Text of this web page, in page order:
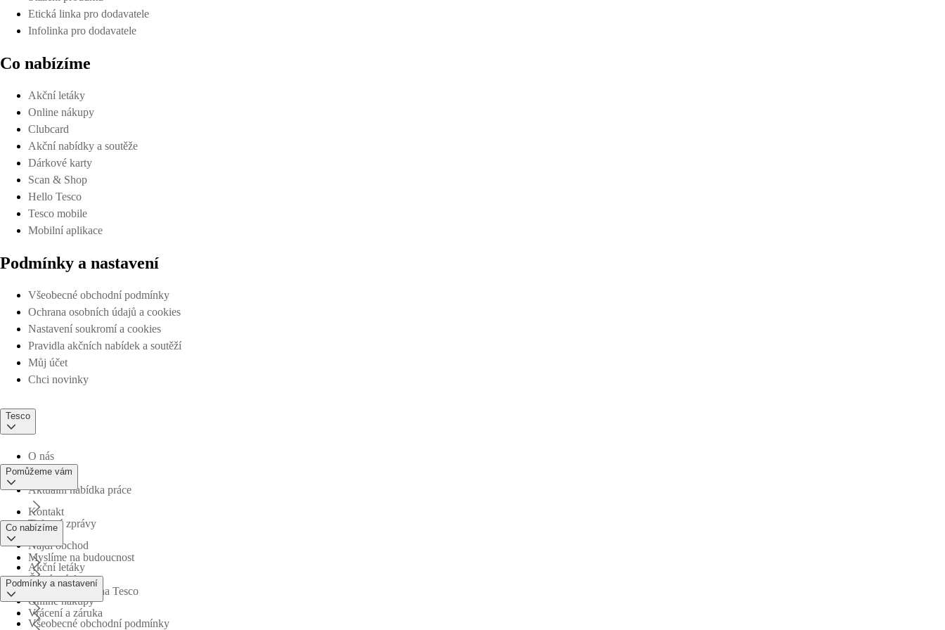
Etická linka pro dodavatele
Infolinka pro dodavatele
Co nabízíme
Akční letáky
Online nákupy
Clubcard
Akční nabídky a soutěže
Dárkové karty
Scan & Shop
Hello Tesco
Tesco mobile
Mobilní aplikace
Podmínky a nastavení
Všeobecné obchodní podmínky
Ochrana osobních údajů a cookies
Nastavení soukromí a cookies
Pravidla akčních nabídek a soutěží
Můj účet
Chci novinky
Tesco
O nás
Aktuální nabídka práce
Tiskové zprávy
Myslíme na budoucnost
Obchodní skupina Tesco
Pomůžeme vám
Kontakt
Najdi obchod
Časté otázky
Vrácení a záruka
Co nabízíme
Akční letáky
Online nákupy
Podmínky a nastavení
Všeobecné obchodní podmínky